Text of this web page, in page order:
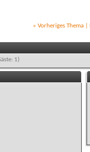
« Vorheriges Thema|
1)